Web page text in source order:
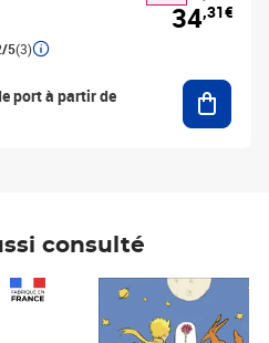
5(3)
port à partir de
34,31€
consulté
Prix 7,50€